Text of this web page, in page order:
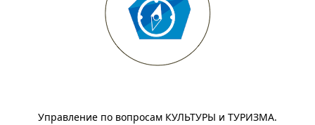
Управление по вопросам КУЛЬТУРЫ и ТУРИЗМА.